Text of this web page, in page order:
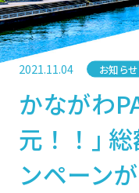
かながわ
元！！｣
ンペーン
2021.11.04 カテゴリー
お知ら